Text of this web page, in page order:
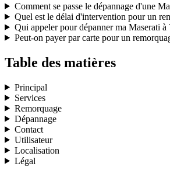
Comment se passe le dépannage d'une
Quel est le délai d'intervention pour un
Qui appeler pour dépanner ma Maserati à
Peut-on payer par carte pour un
Table des matières
Principal
Services
Remorquage
Dépannage
Contact
Utilisateur
Localisation
Légal